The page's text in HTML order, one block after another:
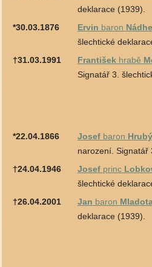
deklarace (1939).
*30.03.1876
Ervin baron
šlechtické
†31.03.1991
František hrabě
Signatář 3.
*22.04.1866 Josef baron
narození. Signatář
†24.04.1946
Josef princ
šlechtické
†26.04.2001
Jan baron
deklarace (1939).